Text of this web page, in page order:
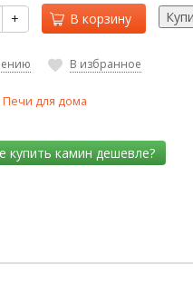
+ В корзину
В избранное
Печи для дома